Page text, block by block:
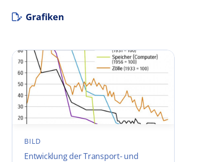
Grafiken
BILD
Entwicklung der Transport- und